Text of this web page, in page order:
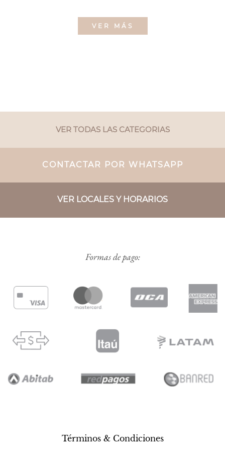
VER MÁS
VER TODAS LAS CATEGORIAS
CONTACTAR POR WHATSAPP
VER LOCALES Y HORARIOS
Formas de pago:
Términos & Condiciones